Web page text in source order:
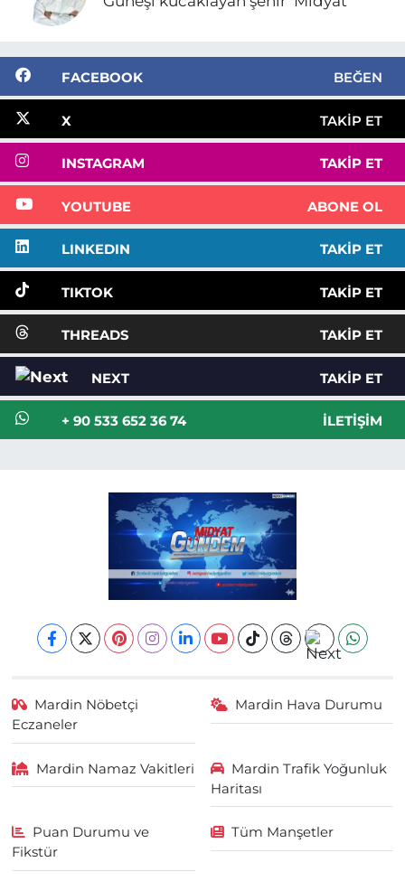
FACEBOOK BEĞEN
X TAKIP ET
INSTAGRAM TAKIP ET
YOUTUBE ABONE OL
LINKEDIN TAKIP ET
TIKTOK TAKIP ET
THREADS TAKIP ET
NEXT TAKIP ET
+ 90 533 652 36 74 İLETIŞIM
Mardin Nöbetçi
Eczaneler
Mardin Hava Durumu
Mardin Namaz Vakitleri
Mardin Trafik Yoğunluk
Haritası
Puan Durumu ve
Fikstür
Tüm Manşetler